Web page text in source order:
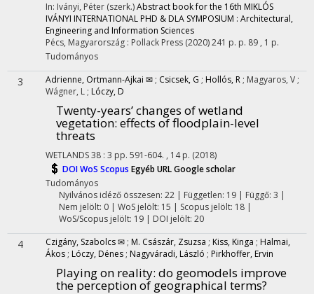
In: Iványi, Péter (szerk.)Abstract book for the 16th MIKLÓS
IVÁNYI INTERNATIONAL PHD & DLA SYMPOSIUM : Architectural,
Engineering and Information Sciences
Pécs, Magyarország : Pollack Press (2020)241 p. p. 89 , 1 p.
Tudományos
3 Adrienne, Ortmann-Ajkai ✉ ; Csicsek, G ; Hollós, R ; Magyaros, V ;
Wágner, L ; Lóczy, D
Twenty-years’ changes of wetland
vegetation: effects of floodplain-level
threats
WETLANDS38 : 3 pp. 591-604. , 14 p. (2018)
DOIWoS Scopus Egyéb URLGoogle scholar
Tudományos
Nyilvános idéző összesen: 22| Független: 19 | Függő: 3 |
Nem jelölt: 0 | WoS jelölt: 15 | Scopus jelölt: 18 |
WoS/Scopus jelölt: 19 | DOI jelölt: 20
4 Czigány, Szabolcs ✉ ; M. Császár, Zsuzsa ; Kiss, Kinga ; Halmai,
Ákos ; Lóczy, Dénes ; Nagyváradi, László ; Pirkhoffer, Ervin
Playing on reality: do geomodels improve
the perception of geographical terms?